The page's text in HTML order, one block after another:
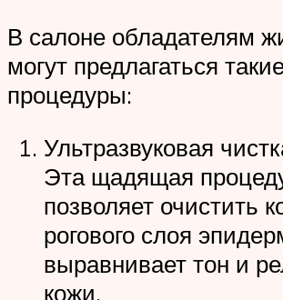
В салоне обладателям
могут предлагаться
процедуры:
Ультразвуковая
Эта щадящая
позволяет очистить
рогового слоя
выравнивает тон и
кожи.